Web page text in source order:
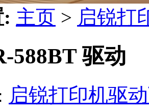
主页 > 启锐打
588BT 驱动
启锐打印机驱